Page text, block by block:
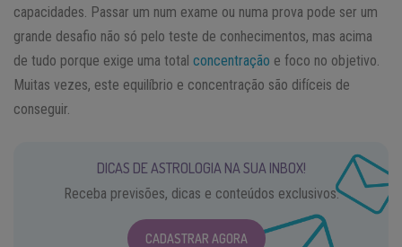
capacidades. Passar um num exame ou numa prova pode ser um
grande desafio não só pelo teste de conhecimentos, mas acima
de tudo porque exige uma total concentração e foco no objetivo.
Muitas vezes, este equilíbrio e concentração são difíceis de
conseguir.
DICAS DE ASTROLOGIA NA SUA INBOX!
Receba previsões, dicas e conteúdos exclusivos.
CADASTRAR AGORA